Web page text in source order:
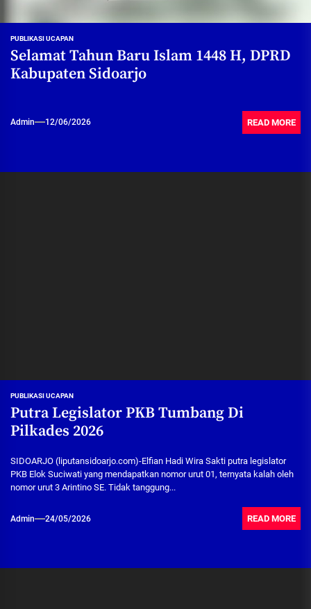
PUBLIKASI UCAPAN
Selamat Tahun Baru Islam 1448 H, DPRD
Kabupaten Sidoarjo
Admin 12/06/2026 READ MORE
PUBLIKASI UCAPAN
Putra Legislator PKB Tumbang Di
Pilkades 2026
SIDOARJO (liputansidoarjo.com)-Elfian Hadi Wira Sakti putra legislator
PKB Elok Suciwati yang mendapatkan nomor urut 01, ternyata kalah oleh
nomor urut 3 Arintino SE. Tidak tanggung...
Admin 24/05/2026 READ MORE